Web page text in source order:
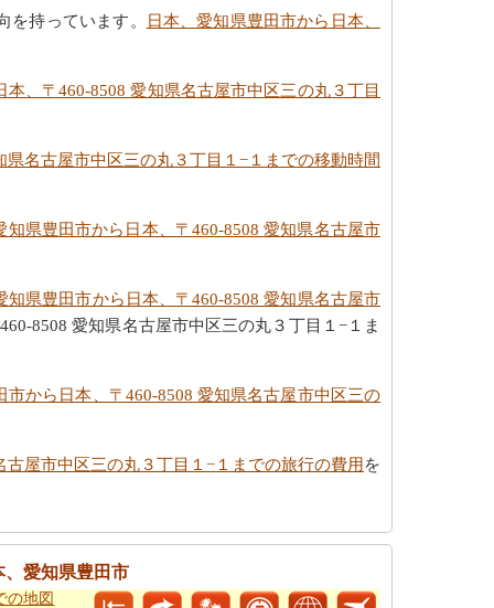
持っています。 日本、愛知県豊田市から日本、
、〒460-8508 愛知県名古屋市中区三の丸３丁目
名古屋市中区三の丸３丁目１−１までの移動時間
知県豊田市から日本、〒460-8508 愛知県名古屋市
知県豊田市から日本、〒460-8508 愛知県名古屋市
8508 愛知県名古屋市中区三の丸３丁目１−１ま
市から日本、〒460-8508 愛知県名古屋市中区三の
屋市中区三の丸３丁目１−１までの旅行の費用を
愛知県豊田市
の地図